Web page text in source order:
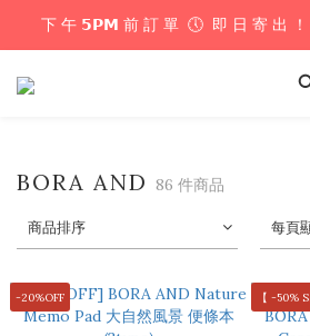
下 午 𝟱𝗣𝗠 前 訂 單  🕔  即 日 寄 出 ！
下 午 𝟱𝗣𝗠 前 訂 單  🕔  即 日 寄 出 ！
📦 購 物 滿 $𝟲𝟬𝟬 即 享 免 運 優 惠 ！
下 午 𝟱𝗣𝗠 前 訂 單  🕔  即 日 寄 出 ！
BORA AND 86 件商品
商品排序 每頁
-20%OFF 【 -50%